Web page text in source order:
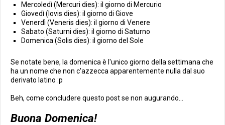
Mercoledì (Mercuri dies): il giorno di Mercurio
Giovedì (Iovis dies): il giorno di Giove
Venerdì (Veneris dies): il giorno di Venere
Sabato (Saturni dies): il giorno di Saturno
Domenica (Solis dies): il giorno del Sole
Se notate bene, la domenica è l'unico giorno della settimana che
ha un nome che non c'azzecca apparentemente nulla dal suo
derivato latino :p
Beh, come concludere questo post se non augurando...
Buona Domenica!